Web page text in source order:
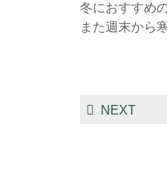
冬におすすめ
また週末から
NEXT